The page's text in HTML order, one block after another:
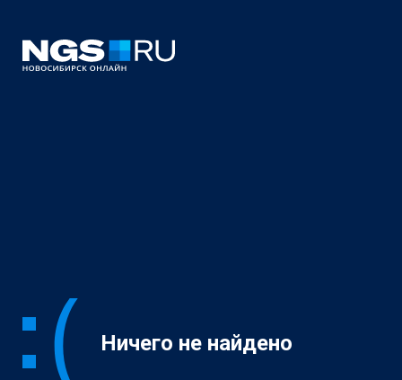
Ничего не найдено